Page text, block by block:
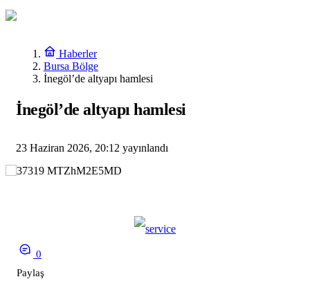
Haberler
Bursa Bölge
İnegöl’de altyapı hamlesi
İnegöl’de altyapı hamlesi
23 Haziran 2026, 20:12 yayınlandı
0
Paylaş